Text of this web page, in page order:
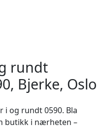
rundt
Bjerke, Oslo
og rundt 0590. Bla
butikk i nærheten –